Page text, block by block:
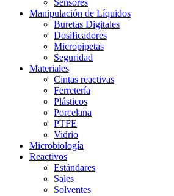
Sensores
Manipulación de Líquidos
Buretas Digitales
Dosificadores
Micropipetas
Seguridad
Materiales
Cintas reactivas
Ferretería
Plásticos
Porcelana
PTFE
Vidrio
Microbiología
Reactivos
Estándares
Sales
Solventes